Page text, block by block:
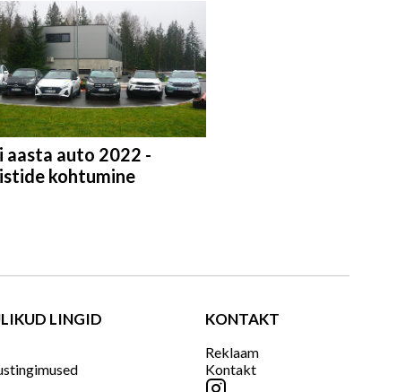
aasta auto 2022 -
kohtumine
LINGID KONTAKT
Reklaam
Kontakt